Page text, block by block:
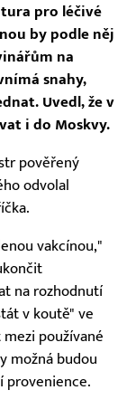
pro léčivé
by podle něj
na
snahy,
Uvedl, že v
i do Moskvy.
pověřený
odvolal
vakcínou,"
na rozhodnutí
v koutě" ve
používané
možná budou
provenience.